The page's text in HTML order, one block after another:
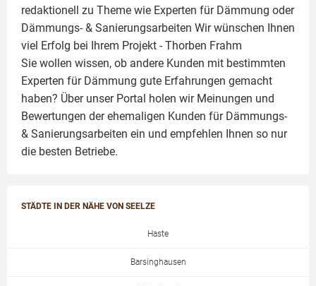
redaktionell zu Theme wie Experten für Dämmung oder
Dämmungs- & Sanierungsarbeiten Wir wünschen Ihnen
viel Erfolg bei Ihrem Projekt - Thorben Frahm
Sie wollen wissen, ob andere Kunden mit bestimmten
Experten für Dämmung gute Erfahrungen gemacht
haben? Über unser Portal holen wir Meinungen und
Bewertungen der ehemaligen Kunden für Dämmungs-
& Sanierungsarbeiten ein und empfehlen Ihnen so nur
die besten Betriebe.
STÄDTE IN DER NÄHE VON SEELZE
Haste
Barsinghausen